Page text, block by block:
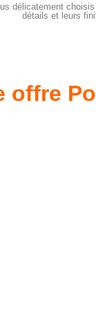
délicatement
détails et leurs
offre